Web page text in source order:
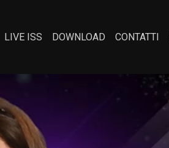
LIVE ISS DOWNLOAD CONTATTI